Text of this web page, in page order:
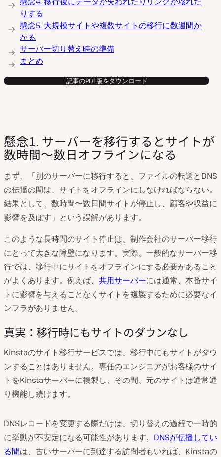
りする
懸念5. 大規模サイトや複数サイトの移行に数週間か
かる
サーバー切り替え時の準備
まとめ
記事のPDF版をダウンロード
懸念1. サーバーを移行するとサイトが
数時間〜数日オフラインになる
まず、「別のサーバーに移行すると、ファイルの転送とDNS
の伝播の間は、サイトをオフラインにしなければならない。
結果として、数時間〜数日間サイトが停止し、顧客や収益に
影響を及ぼす」という誤解があります。
このような長時間のサイト停止は、制作会社のサーバー移行
にとって大きな障壁になります。実際、一般的なサーバー移
行では、移行中にサイトをオフラインにする必要があること
がよくあります。例えば、 共用サーバーには通常、本番サイ
トに影響を与えることなくサイトを複製するために必要なイ
ンフラがありません。
真実：移行時にもサイトのダウンなし
Kinstaのサイト移行サービスでは、移行中にもサイトがダウ
ンすることはありません。専任のエンジニアがお客様のサイ
トをKinstaサーバーに複製し、その間、元のサイトは通常通
り機能し続けます。
DNSレコードを変更する際だけは、切り替えの過程で一時的
に挙動が不安定になる可能性があります。 DNSが伝播してい
る間は、古いサーバーに到達する訪問者もいれば、Kinstaの